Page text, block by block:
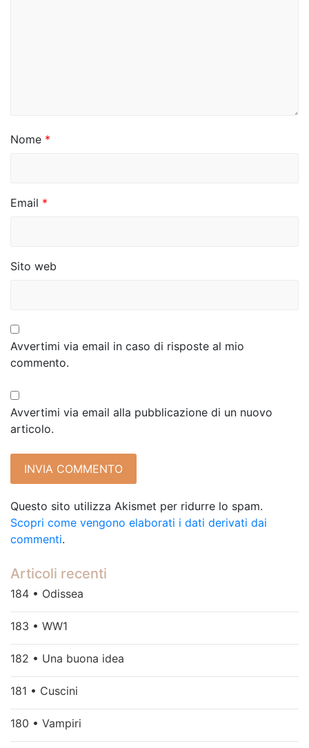
i
o
Nome *
Email *
Sito web
Avvertimi via email in caso di risposte al mio
commento.
Avvertimi via email alla pubblicazione di un nuovo
articolo.
Questo sito utilizza Akismet per ridurre lo spam.
Scopri come vengono elaborati i dati derivati dai
commenti.
Articoli recenti
184 • Odissea
183 • WW1
182 • Una buona idea
181 • Cuscini
180 • Vampiri